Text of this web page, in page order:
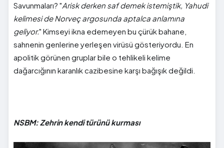
Savunmaları? "Arisk derken saf demek istemiştik, Yahudi
kelimesi de Norveç argosunda aptalca anlamına
geliyor." Kimseyi ikna edemeyen bu çürük bahane,
sahnenin genlerine yerleşen virüsü gösteriyordu. En
apolitik görünen gruplar bile o tehlikeli kelime
dağarcığının karanlık cazibesine karşı bağışık değildi.
NSBM: Zehrin kendi türünü kurması